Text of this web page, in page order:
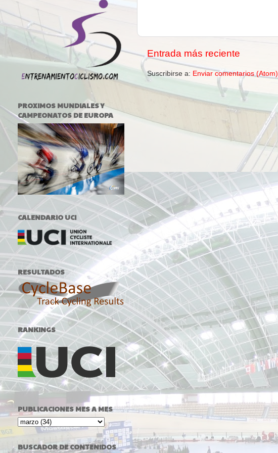
Entrada más reciente
Suscribirse a: Enviar comentarios (Atom)
PROXIMOS MUNDIALES Y
CAMPEONATOS DE EUROPA
CALENDARIO UCI
RESULTADOS
RANKINGS
PUBLICACIONES MES A MES
BUSCADOR DE CONTENIDOS